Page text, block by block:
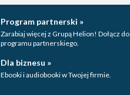
Program partnerski »
Zarabiaj więcej z Grupą Helion! Dołącz do
programu partnerskiego.
Dla biznesu »
Ebooki i audiobooki w Twojej firmie.